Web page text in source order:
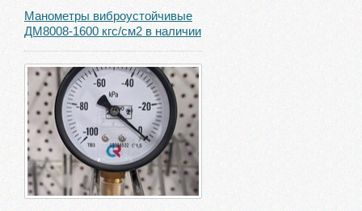
Манометры виброустойчивые
ДМ8008-1600 кгс/см2 в наличии